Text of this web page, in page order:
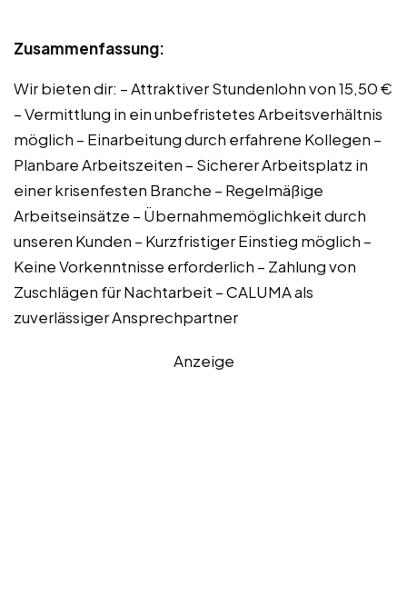
Zusammenfassung:
Wir bieten dir: – Attraktiver Stundenlohn von 15,50 €
– Vermittlung in ein unbefristetes Arbeitsverhältnis
möglich – Einarbeitung durch erfahrene Kollegen –
Planbare Arbeitszeiten – Sicherer Arbeitsplatz in
einer krisenfesten Branche – Regelmäßige
Arbeitseinsätze – Übernahmemöglichkeit durch
unseren Kunden – Kurzfristiger Einstieg möglich –
Keine Vorkenntnisse erforderlich – Zahlung von
Zuschlägen für Nachtarbeit – CALUMA als
zuverlässiger Ansprechpartner
Anzeige